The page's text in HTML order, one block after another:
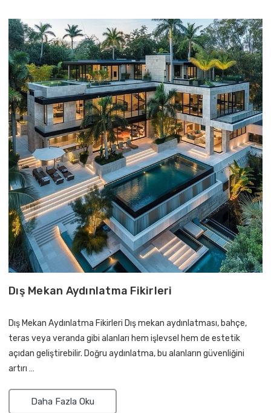
Dış Mekan Aydınlatma Fikirleri
Dış Mekan Aydınlatma Fikirleri Dış mekan aydınlatması, bahçe,
teras veya veranda gibi alanları hem işlevsel hem de estetik
açıdan geliştirebilir. Doğru aydınlatma, bu alanların güvenliğini
artırı …
Daha Fazla Oku